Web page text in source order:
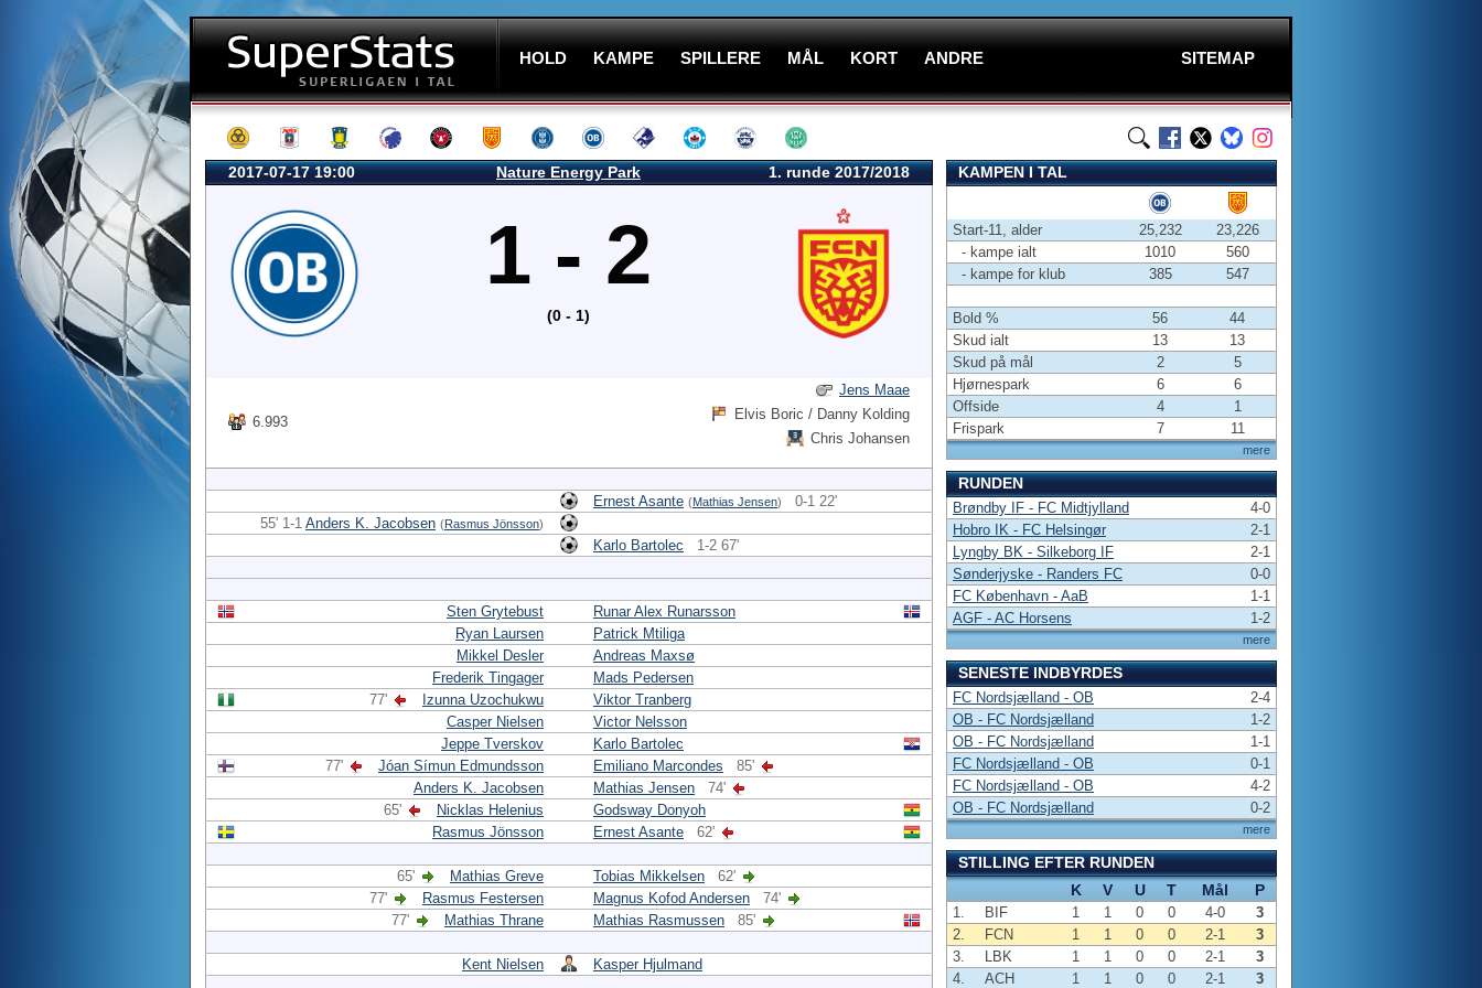
HOLD KAMPE SPILLERE MÅL KORT ANDRE SITEMAP
2017-07-17 19:00 Nature Energy Park 1. runde 2017/2018
1 - 2
(0 - 1)
6.993
Jens Maae
Elvis Boric / Danny Kolding
Chris Johansen
Ernest Asante (Mathias Jensen)
0-1 22'
55' 1-1 Anders K. Jacobsen (Rasmus Jönsson)
Karlo Bartolec 1-2 67'
Sten Grytebust
Runar Alex Runarsson
Ryan Laursen
Patrick Mtiliga
Mikkel Desler
Andreas Maxsø
Frederik Tingager
Mads Pedersen
77'
Izunna Uzochukwu
Viktor Tranberg
Casper Nielsen
Victor Nelsson
Jeppe Tverskov
Karlo Bartolec
77'
Jóan Símun Edmundsson Emiliano Marcondes
85'
Anders K. Jacobsen
Mathias Jensen
74'
65'
Nicklas Helenius
Godsway Donyoh
Rasmus Jönsson
Ernest Asante 62'
65' Mathias Greve Tobias Mikkelsen
62'
77'
Rasmus Festersen Magnus Kofod Andersen
74'
77'
Mathias Thrane Mathias Rasmussen 85'
Kent Nielsen Kasper Hjulmand
KAMPEN I TAL
mere
Start-11, alder 25,232
23,226
- kampe ialt
1010
560
- kampe for klub
385 547
Bold % 56
44
Skud ialt
13
13
Skud på mål
2
5
Hjørnespark
6
6
Offside
4
1
Frispark
7 11
RUNDEN
mere
Brøndby IF - FC Midtjylland
4-0
Hobro IK - FC Helsingør
2-1
Lyngby BK - Silkeborg IF
2-1
Sønderjyske - Randers FC
0-0
FC København - AaB
1-1
AGF - AC Horsens
1-2
SENESTE INDBYRDES
mere
FC Nordsjælland - OB
2-4
OB - FC Nordsjælland
1-2
OB - FC Nordsjælland
1-1
FC Nordsjælland - OB
0-1
FC Nordsjælland - OB
4-2
OB - FC Nordsjælland
0-2
STILLING EFTER RUNDEN
K
V U T Mål P
1. BIF 1 1 0 0 4-0
3
2.
FCN 1 1 0 0 2-1
3
3.
LBK 1 1 0 0 2-1
3
4.
ACH 1 1 0 0 2-1 3